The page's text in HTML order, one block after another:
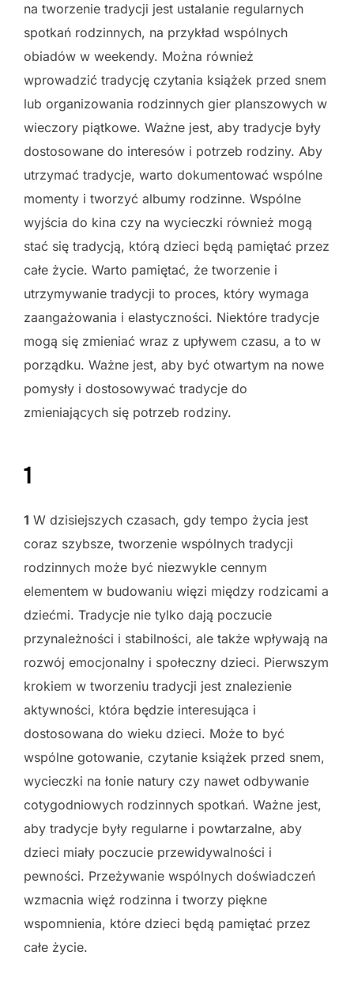
na tworzenie tradycji jest ustalanie regularnych
spotkań rodzinnych, na przykład wspólnych
obiadów w weekendy. Można również
wprowadzić tradycję czytania książek przed snem
lub organizowania rodzinnych gier planszowych w
wieczory piątkowe. Ważne jest, aby tradycje były
dostosowane do interesów i potrzeb rodziny. Aby
utrzymać tradycje, warto dokumentować wspólne
momenty i tworzyć albumy rodzinne. Wspólne
wyjścia do kina czy na wycieczki również mogą
stać się tradycją, którą dzieci będą pamiętać przez
całe życie. Warto pamiętać, że tworzenie i
utrzymywanie tradycji to proces, który wymaga
zaangażowania i elastyczności. Niektóre tradycje
mogą się zmieniać wraz z upływem czasu, a to w
porządku. Ważne jest, aby być otwartym na nowe
pomysły i dostosowywać tradycje do
zmieniających się potrzeb rodziny.
1
1 W dzisiejszych czasach, gdy tempo życia jest
coraz szybsze, tworzenie wspólnych tradycji
rodzinnych może być niezwykle cennym
elementem w budowaniu więzi między rodzicami a
dziećmi. Tradycje nie tylko dają poczucie
przynależności i stabilności, ale także wpływają na
rozwój emocjonalny i społeczny dzieci. Pierwszym
krokiem w tworzeniu tradycji jest znalezienie
aktywności, która będzie interesująca i
dostosowana do wieku dzieci. Może to być
wspólne gotowanie, czytanie książek przed snem,
wycieczki na łonie natury czy nawet odbywanie
cotygodniowych rodzinnych spotkań. Ważne jest,
aby tradycje były regularne i powtarzalne, aby
dzieci miały poczucie przewidywalności i
pewności. Przeżywanie wspólnych doświadczeń
wzmacnia więź rodzinna i tworzy piękne
wspomnienia, które dzieci będą pamiętać przez
całe życie.